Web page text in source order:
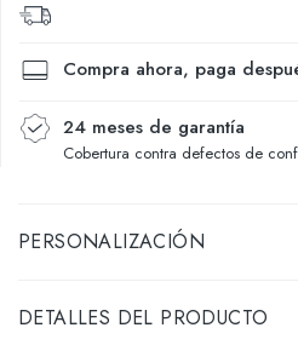
Compra ahora, paga
24 meses de garantía
Cobertura contra defectos de
PERSONALIZACIÓN
DETALLES DEL PRODUCTO